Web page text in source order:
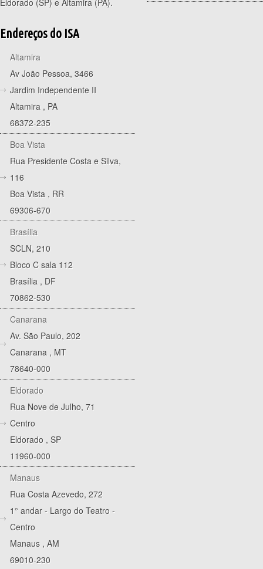
Endereços do ISA
Altamira
Av João Pessoa, 3466
Jardim Independente II
Altamira , PA
68372-235
Boa Vista
Rua Presidente Costa e Silva,
116
Boa Vista , RR
69306-670
Brasília
SCLN, 210
Bloco C sala 112
Brasília , DF
70862-530
Canarana
Av. São Paulo, 202
Canarana , MT
78640-000
Eldorado
Rua Nove de Julho, 71
Centro
Eldorado , SP
11960-000
Manaus
Rua Costa Azevedo, 272
1° andar - Largo do Teatro -
Centro
Manaus , AM
69010-230